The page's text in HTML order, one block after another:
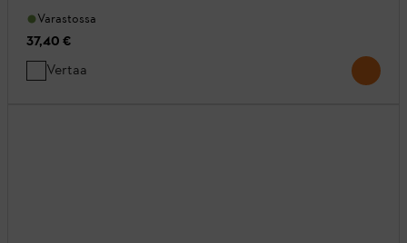
Varastossa
37,40 €
Vertaa